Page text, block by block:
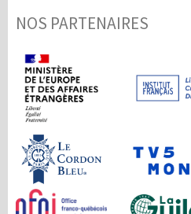
NOS PARTENAIRES